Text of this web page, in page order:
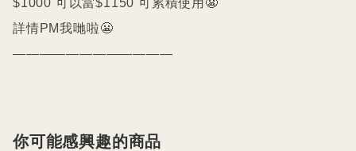
詳情PM我哋啦😬
你可能感興趣的商品